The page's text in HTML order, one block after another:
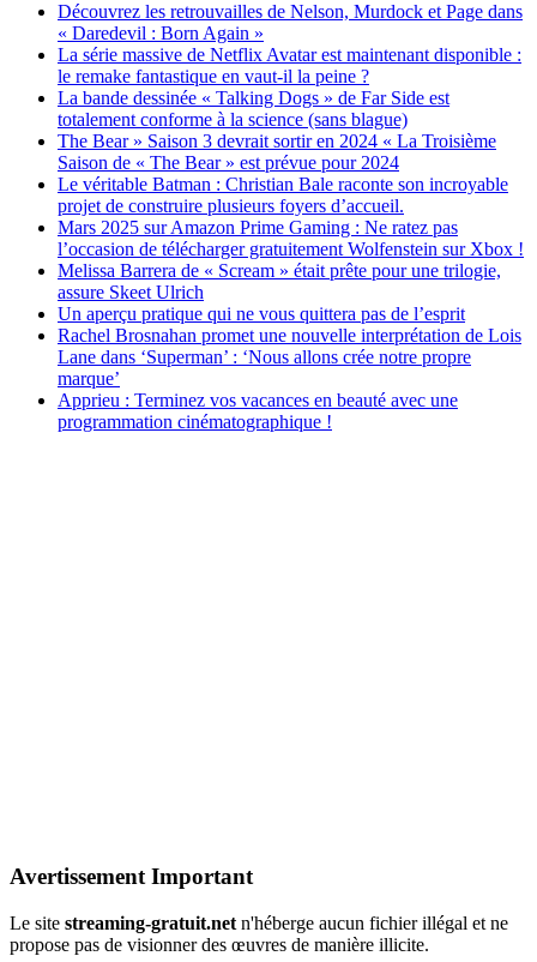
Découvrez les retrouvailles de Nelson, Murdock et Page dans
« Daredevil : Born Again »
La série massive de Netflix Avatar est maintenant disponible :
le remake fantastique en vaut-il la peine ?
La bande dessinée « Talking Dogs » de Far Side est
totalement conforme à la science (sans blague)
The Bear » Saison 3 devrait sortir en 2024 « La Troisième
Saison de « The Bear » est prévue pour 2024
Le véritable Batman : Christian Bale raconte son incroyable
projet de construire plusieurs foyers d’accueil.
Mars 2025 sur Amazon Prime Gaming : Ne ratez pas
l’occasion de télécharger gratuitement Wolfenstein sur Xbox !
Melissa Barrera de « Scream » était prête pour une trilogie,
assure Skeet Ulrich
Un aperçu pratique qui ne vous quittera pas de l’esprit
Rachel Brosnahan promet une nouvelle interprétation de Lois
Lane dans ‘Superman’ : ‘Nous allons crée notre propre
marque’
Apprieu : Terminez vos vacances en beauté avec une
programmation cinématographique !
Avertissement Important
Le site streaming-gratuit.net n'héberge aucun fichier illégal et ne
propose pas de visionner des œuvres de manière illicite.